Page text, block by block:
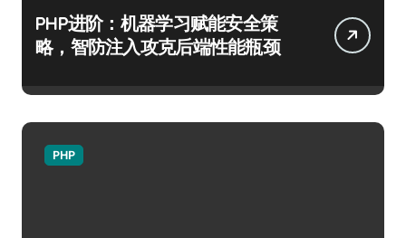
PHP进阶：机器学习赋能安全策
略，智防注入攻克后端性能瓶颈
PHP